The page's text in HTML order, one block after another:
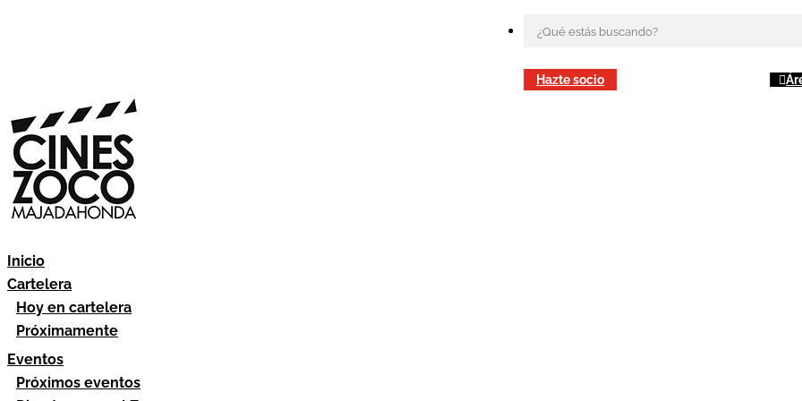
Hazte socio
Inicio
Cartelera
Hoy en cartelera
Próximamente
Eventos
Próximos eventos